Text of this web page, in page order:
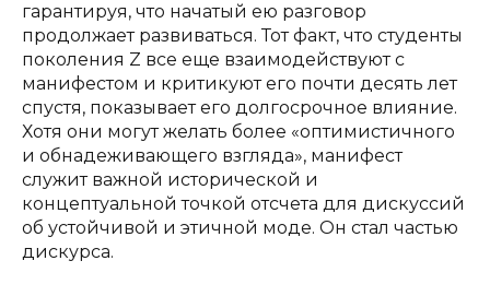
гарантируя, что начатый ею разговор
продолжает развиваться. Тот факт, что студенты
поколения Z все еще взаимодействуют с
манифестом и критикуют его почти десять лет
спустя, показывает его долгосрочное влияние.
Хотя они могут желать более «оптимистичного
и обнадеживающего взгляда», манифест
служит важной исторической и
концептуальной точкой отсчета для дискуссий
об устойчивой и этичной моде. Он стал частью
дискурса.